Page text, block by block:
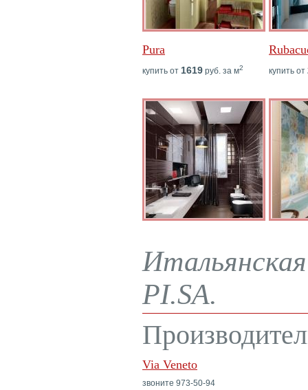
Pura
купить от 1619 руб. за м2 купить от
PI.SA.
Via Veneto
звоните 973-50-94